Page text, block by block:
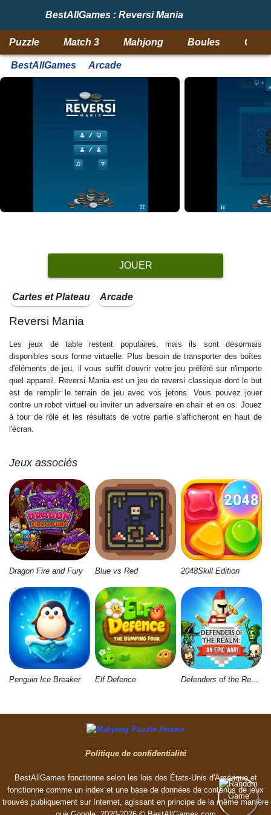
BestAllGames : Reversi Mania
Puzzle Match 3 Mahjong Boules
BestAllGames Arcade
JOUER
Cartes et Plateau Arcade
Reversi Mania
Les jeux de table restent populaires, mais ils sont désormais
disponibles sous forme virtuelle. Plus besoin de transporter des boîtes
d'éléments de jeu, il vous suffit d'ouvrir votre jeu préféré sur n'importe
quel appareil. Reversi Mania est un jeu de reversi classique dont le but
est de remplir le terrain de jeu avec vos jetons. Vous pouvez jouer
contre un robot virtuel ou inviter un adversaire en chair et en os. Jouez
à tour de rôle et les résultats de votre partie s'afficheront en haut de
l'écran.
Jeux associés
Dragon Fire and Fury Blue vs Red 2048Skill Edition
Penguin Ice Breaker Elf Defence Defenders of the Realm: An Epic War
Politique de confidentialité
BestAllGames fonctionne selon les lois des États-Unis d'Amérique et
fonctionne comme un index et une base de données de contenus de jeux
trouvés publiquement sur Internet, agissant en principe de la même manière